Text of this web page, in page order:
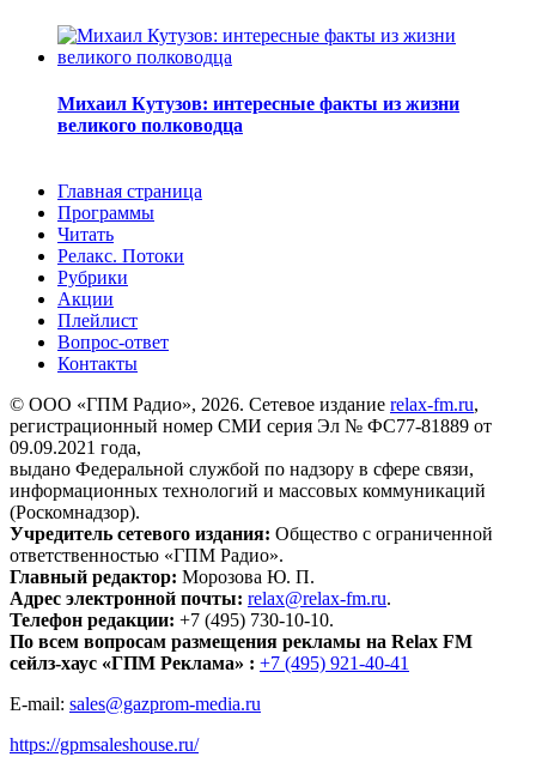
Михаил Кутузов: интересные факты из жизни
великого полководца
Главная страница
Программы
Читать
Релакс. Потоки
Рубрики
Акции
Плейлист
Вопрос-ответ
Контакты
© ООО «ГПМ Радио», 2026. Сетевое издание relax-fm.ru,
регистрационный номер СМИ серия Эл № ФС77-81889 от
09.09.2021 года,
выдано Федеральной службой по надзору в сфере связи,
информационных технологий и массовых коммуникаций
(Роскомнадзор).
Учредитель сетевого издания: Общество с ограниченной
ответственностью «ГПМ Радио».
Главный редактор: Морозова Ю. П.
Адрес электронной почты: relax@relax-fm.ru.
Телефон редакции: +7 (495) 730-10-10.
По всем вопросам размещения рекламы на Relax FM
сейлз-хаус «ГПМ Реклама» : +7 (495) 921-40-41
E-mail: sales@gazprom-media.ru
https://gpmsaleshouse.ru/